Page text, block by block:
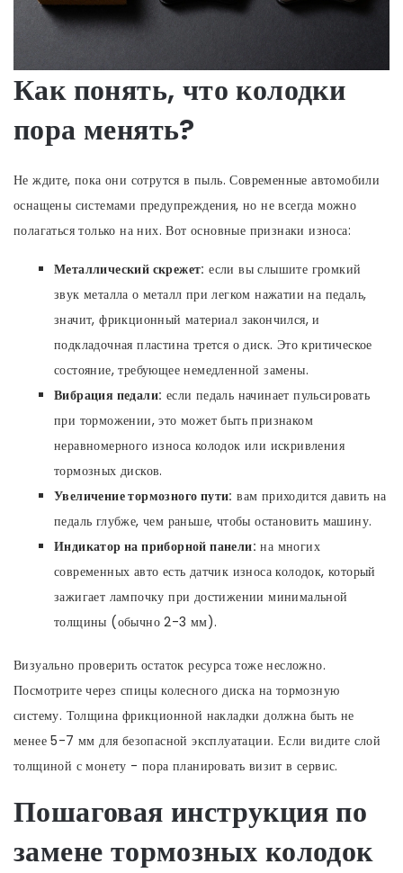
Как понять, что колодки
пора менять?
Не ждите, пока они сотрутся в пыль. Современные автомобили
оснащены системами предупреждения, но не всегда можно
полагаться только на них. Вот основные признаки износа:
Металлический скрежет: если вы слышите громкий
звук металла о металл при легком нажатии на педаль,
значит, фрикционный материал закончился, и
подкладочная пластина трется о диск. Это критическое
состояние, требующее немедленной замены.
Вибрация педали: если педаль начинает пульсировать
при торможении, это может быть признаком
неравномерного износа колодок или искривления
тормозных дисков.
Увеличение тормозного пути: вам приходится давить на
педаль глубже, чем раньше, чтобы остановить машину.
Индикатор на приборной панели: на многих
современных авто есть датчик износа колодок, который
зажигает лампочку при достижении минимальной
толщины (обычно 2-3 мм).
Визуально проверить остаток ресурса тоже несложно.
Посмотрите через спицы колесного диска на тормозную
систему. Толщина фрикционной накладки должна быть не
менее 5-7 мм для безопасной эксплуатации. Если видите слой
толщиной с монету - пора планировать визит в сервис.
Пошаговая инструкция по
замене тормозных колодок